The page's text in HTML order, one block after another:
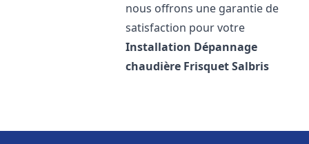
nous offrons une garantie de
satisfaction pour votre
Installation Dépannage
chaudière FrisquetSalbris